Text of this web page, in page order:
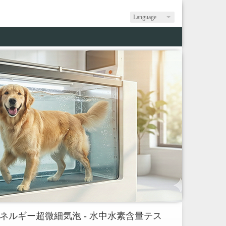
Language
ルギー超微細気泡 - 水中水素含量テス